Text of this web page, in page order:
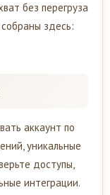
без перегруза
здесь:
аккаунт по
уникальные
доступы,
интеграции.